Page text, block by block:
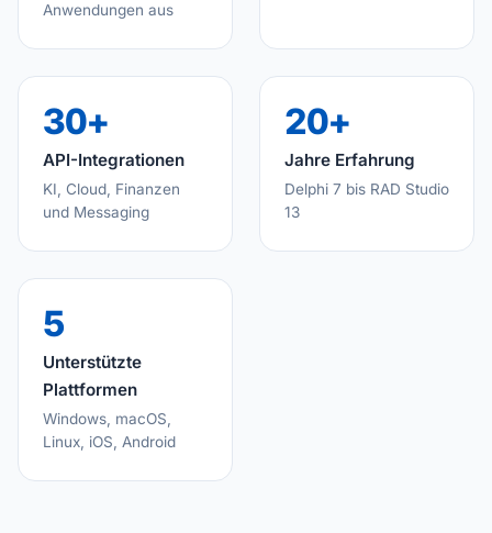
Anwendungen aus
30+
API-Integrationen
KI, Cloud, Finanzen
und Messaging
20+
Jahre Erfahrung
Delphi 7 bis RAD Studio
13
5
Unterstützte
Plattformen
Windows, macOS,
Linux, iOS, Android